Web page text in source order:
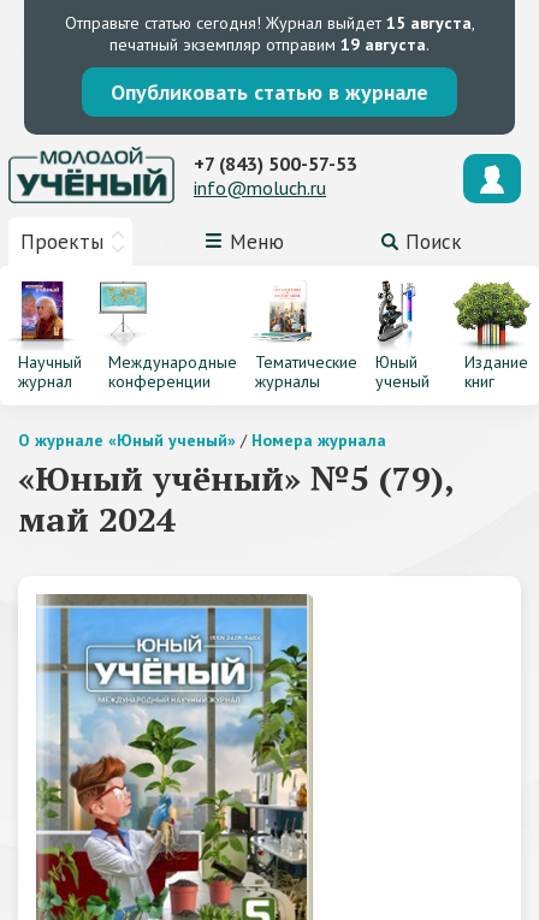
Отправьте статью сегодня! Журнал выйдет15 августа,
печатный экземпляр отправим 19 августа.
Опубликовать статью в журнале
Проекты Меню Поиск
+7 (843) 500-57-53
info@moluch.ru
Научный
журнал
Международные
конференции
Тематические
журналы
Юный
ученый
Издание
книг
О журнале «Юный ученый» / Номера журнала
«Юный учёный» №5 (79),
май 2024